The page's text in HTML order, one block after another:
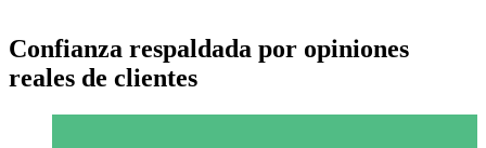
Confianza respaldada por opiniones
reales de clientes